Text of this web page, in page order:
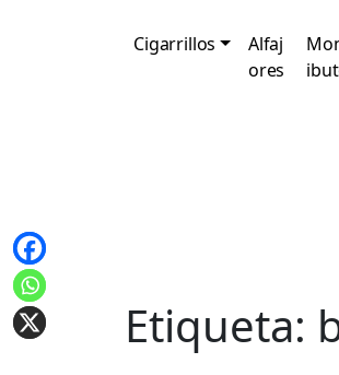
Cigarrillos
Alfaj
ores
Etiqueta: